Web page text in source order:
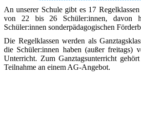
An unse­rer Schu­le gibt es 17
von 22 bis 26 Schüler:innen, davon
Schüler:innen son­der­päd­ago­gi­schen
Die Regel­klas­sen wer­den als
die Schüler:innen haben (außer frei­tags)
Unter­richt. Zum Ganz­tags­un­ter­richt
Teil­nah­me an einem AG-Angebot.